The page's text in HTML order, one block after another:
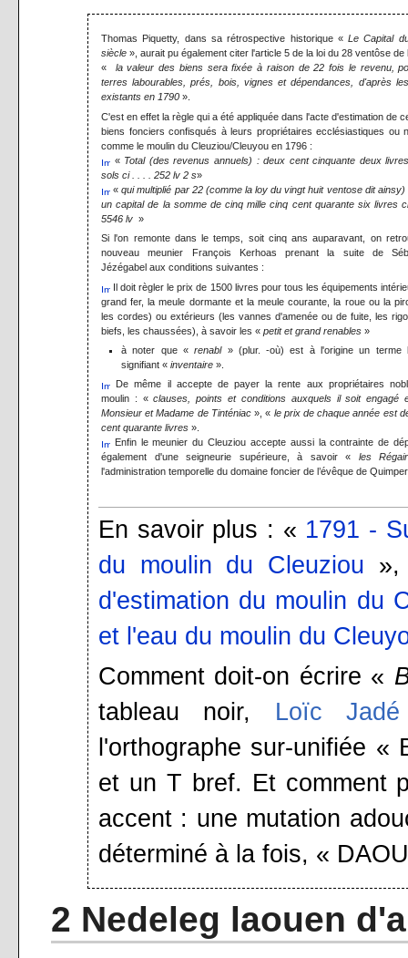
Thomas Piquetty, dans sa rétrospective historique «Le Capital
siècle », aurait pu également citer l'article 5 de la loi du 28 ventôse de
«
la valeur des biens sera fixée à raison de 22 fois le revenu,
terres labourables, prés, bois, vignes et dépendances, d'après
existants en 1790 ».
C'est en effet la règle qui a été appliquée dans l'acte d'estimation de
biens fonciers confisqués à leurs propriétaires ecclésiastiques ou
comme le moulin du Cleuziou/Cleuyou en 1796 :
« Total (des revenus annuels) : deux cent cinquante deux
sols ci . . . . 252 lv 2 s»
«qui multiplié par 22 (comme la loy du vingt huit ventose dit ainsy)
un capital de la somme de cinq mille cinq cent quarante six livres
5546 lv »
Si l'on remonte dans le temps, soit cinq ans auparavant, on
nouveau meunier François Kerhoas prenant la suite de
Jézégabel aux conditions suivantes :
Il doit règler le prix de 1500 livres pour tous les équipements
grand fer, la meule dormante et la meule courante, la roue ou la
les cordes) ou extérieurs (les vannes d'amenée ou de fuite, les
biefs, les chaussées), à savoir les « petit et grand renables »
à noter que «renabl» (plur. -où) est à l'origine un terme
signifiant « inventaire ».
De même il accepte de payer la rente aux propriétaires
moulin : «clauses, points et conditions auxquels il soit engagé
Monsieur et Madame de Tinténiac», « le prix de chaque année est
cent quarante livres ».
Enfin le meunier du Cleuziou accepte aussi la contrainte de
également d'une seigneurie supérieure, à savoir « les
l'administration temporelle du domaine foncier de l’évêque de
En savoir plus : « 1791 -
du moulin du Cleuziou
d'estimation du moulin du
et l'eau du moulin du
Comment doit-on écrire «
tableau noir, Loïc
l'orthographe sur-unifiée
et un T bref. Et comment
accent : une mutation
déterminé à la fois, «
2 Nedeleg laouen